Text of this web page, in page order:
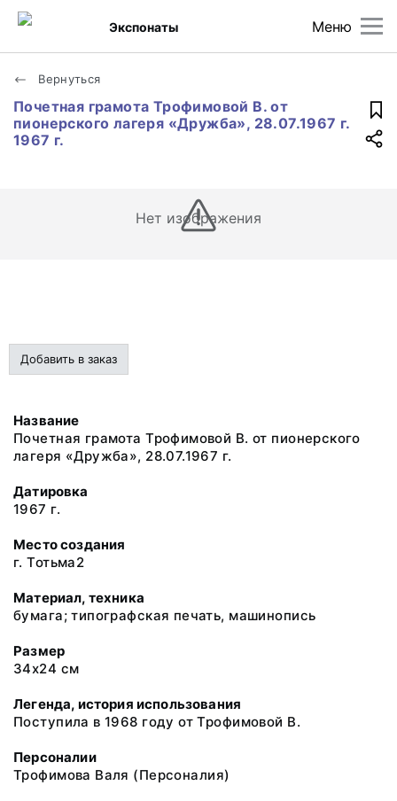
Меню
Экспонаты
Вернуться
Почетная грамота Трофимовой В. от
пионерского лагеря «Дружба», 28.07.1967 г.
1967 г.
Нет изображения
Добавить в заказ
Название
Почетная грамота Трофимовой В. от пионерского
лагеря «Дружба», 28.07.1967 г.
Датировка
1967 г.
Место создания
г. Тотьма2
Материал, техника
бумага; типографская печать, машинопись
Размер
34х24 см
Легенда, история использования
Поступила в 1968 году от Трофимовой В.
Персоналии
Трофимова Валя (Персоналия)